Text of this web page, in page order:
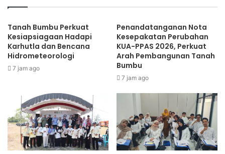
Tanah Bumbu Perkuat
Kesiapsiagaan Hadapi
Karhutla dan Bencana
Hidrometeorologi
7 jam ago
Penandatanganan Nota
Kesepakatan Perubahan
KUA-PPAS 2026, Perkuat
Arah Pembangunan Tanah
Bumbu
7 jam ago